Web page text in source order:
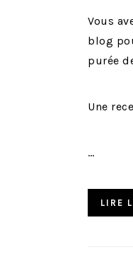
Vous
blog
purée
Une
…
LIRE